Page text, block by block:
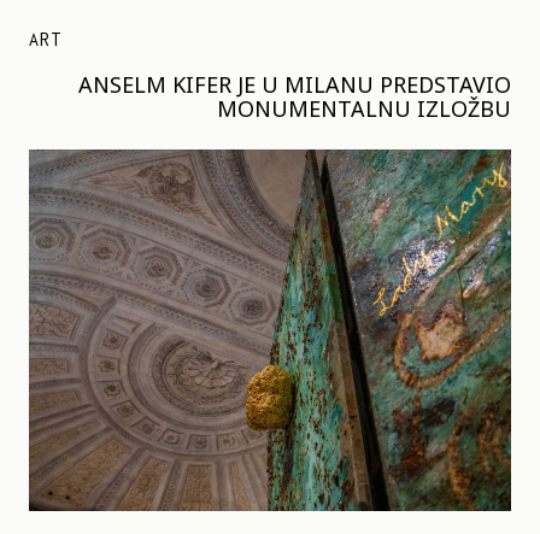
ART
ANSELM KIFER JE U MILANU PREDSTAVIO
MONUMENTALNU IZLOŽBU